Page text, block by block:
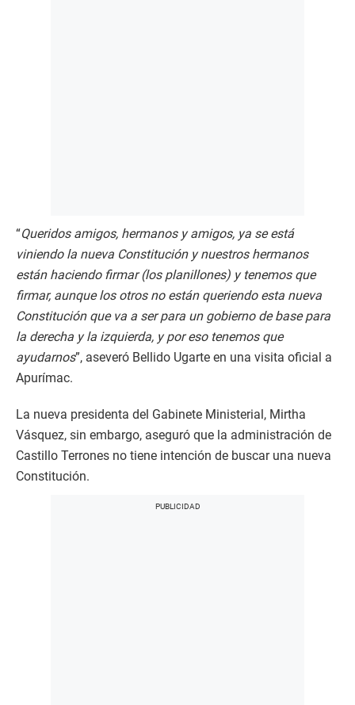
“Queridos amigos, hermanos y amigos, ya se está
viniendo la nueva Constitución y nuestros hermanos
están haciendo firmar (los planillones) y tenemos que
firmar, aunque los otros no están queriendo esta nueva
Constitución que va a ser para un gobierno de base para
la derecha y la izquierda, y por eso tenemos que
ayudarnos”, aseveró Bellido Ugarte en una visita oficial a
Apurímac.
La nueva presidenta del Gabinete Ministerial, Mirtha
Vásquez, sin embargo, aseguró que la administración de
Castillo Terrones no tiene intención de buscar una nueva
Constitución.